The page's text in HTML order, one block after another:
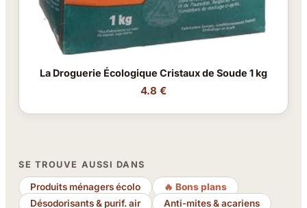
La Droguerie Écologique Cristaux de Soude 1 kg
4.8 €
SE TROUVE AUSSI DANS
Produits ménagers écolo
🔥 Bons plans
Désodorisants & purif. air
Anti-mites & acariens